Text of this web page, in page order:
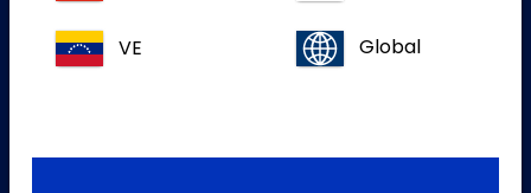
korisnike
VE Global